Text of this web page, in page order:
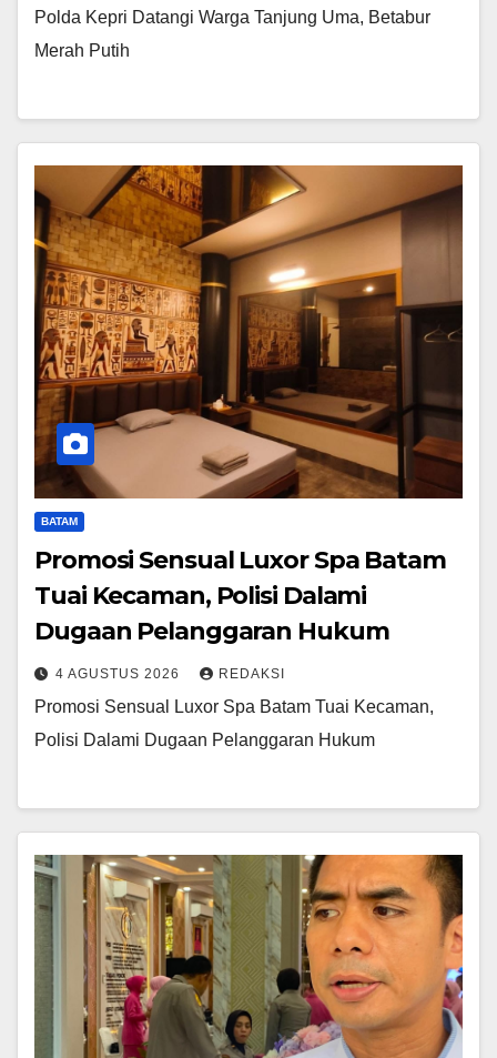
Polda Kepri Datangi Warga Tanjung Uma, Betabur
Merah Putih
BATAM
Promosi Sensual Luxor Spa Batam
Tuai Kecaman, Polisi Dalami
Dugaan Pelanggaran Hukum
4 AGUSTUS 2026 REDAKSI
Promosi Sensual Luxor Spa Batam Tuai Kecaman,
Polisi Dalami Dugaan Pelanggaran Hukum